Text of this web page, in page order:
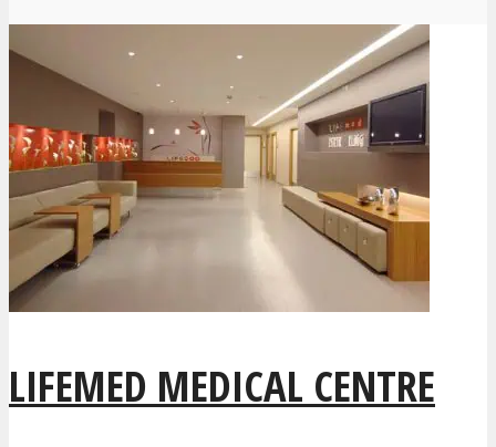
LIFEMED MEDICAL CENTRE